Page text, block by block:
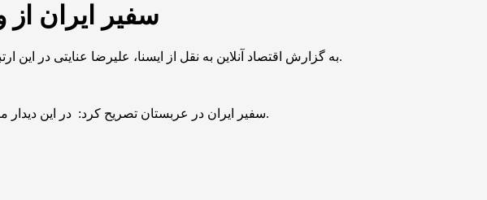
سفیر ایران از
به گزارش اقتصاد آنلاین به نقل از ایسنا، علیرضا عنایتی در این ارتباط در شبکه اجتماعی ایکس نوشت: امروز با مهندس ولید خریجی، قائم مقام وزارت خارجه عربستان ملاقات کردم.
سفیر ایران در عربستان تصریح کرد: در این دیدار مراتب تقدیر وزیر خارجه کشورمان را از وزیر خارجه و مقامات عالیه عربستان برای آزادی دو تبعه ایرانی ابراز داشتم.